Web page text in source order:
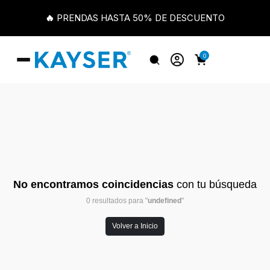
🔥 PRENDAS HASTA 50% DE DESCUENTO
0
No encontramos coincidencias con tu búsqueda
0 resultados para "undefined"
Volver a Inicio